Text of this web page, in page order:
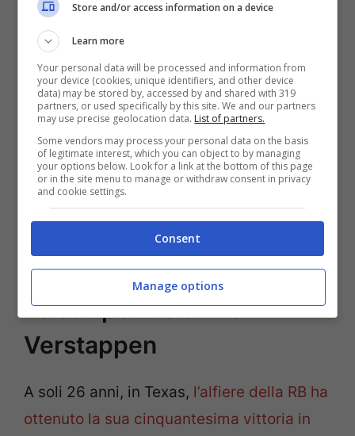
fermare il dominio dell’olandese è stato
Carlos Sainz su Ferrari a Singapore. Altre
due tappe le ha vinte il teammate Sergio
Perez, nella prima fase di campionato in
Azerbaijan ed in Arabia Saudita. In tutte le
altre circostanze il #33, ogginumero 1
della griglia, è sembrato imprendibile.
L’ultimo trionfo, forse più sofferto, è giunto
ad Austin in un duello con Lando Norris su
McLaren e Lewis Hamilton su Mercedes.
Lo strapotere di Max
Verstappen
A soli 26 anni, in Texas, l’alfiere della RB ha
ottenuto la sua cinquantesima vittoria in
Store and/or access information on a device
Learn more
Your personal data will be processed and information from
your device (cookies, unique identifiers, and other device
data) may be stored by, accessed by and shared with 319
partners, or used specifically by this site. We and our partners
may use precise geolocation data. List of partners.
Some vendors may process your personal data on the basis
of legitimate interest, which you can object to by managing
your options below. Look for a link at the bottom of this page
or in the site menu to manage or withdraw consent in privacy
and cookie settings.
Consent
Manage options